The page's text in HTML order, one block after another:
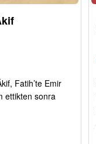
Fatih’te Emir
ettikten sonra